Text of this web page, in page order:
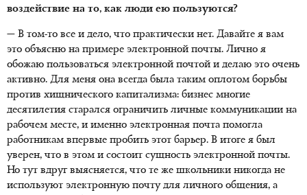
воздействие на то, как люди ею пользуются?
— В том-то все и дело, что практически нет. Давайте я вам
это объясню на примере электронной почты. Лично я
обожаю пользоваться электронной почтой и делаю это очень
активно. Для меня она всегда была таким оплотом борьбы
против хищнического капитализма: бизнес многие
десятилетия старался ограничить личные коммуникации на
рабочем месте, и именно электронная почта помогла
работникам впервые пробить этот барьер. В итоге я был
уверен, что в этом и состоит сущность электронной почты.
Но тут вдруг выясняется, что те же школьники никогда не
используют электронную почту для личного общения, а